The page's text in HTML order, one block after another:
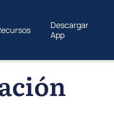
Descargar
App